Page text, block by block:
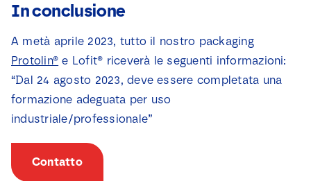
In conclusione
A metà aprile 2023, tutto il nostro packaging
Protolin® e Lofit® riceverà le seguenti informazioni:
“Dal 24 agosto 2023, deve essere completata una
formazione adeguata per uso
industriale/professionale”
Contatto